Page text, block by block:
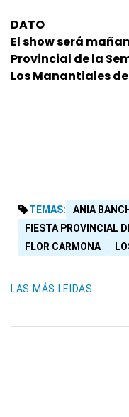
DATO
El show será
Provincial de la
Los Manantiales
TEMAS:
ANIA
FIESTA PROVINCIAL
FLOR CARMONA
LAS MÁS LEIDAS